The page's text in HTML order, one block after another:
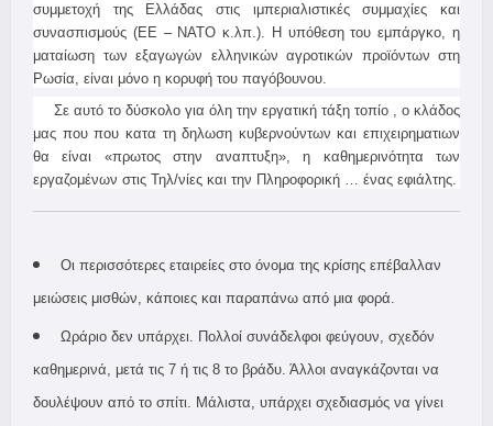
συμμετοχή της Ελλάδας στις ιμπεριαλιστικές συμμαχίες και
συνασπισμούς (ΕΕ – ΝΑΤΟ κ.λπ.). Η υπόθεση του εμπάργκο, η
ματαίωση των εξαγωγών ελληνικών αγροτικών προϊόντων στη
Ρωσία, είναι μόνο η κορυφή του παγόβουνου.
Σε αυτό το δύσκολο για όλη την εργατική τάξη τοπίο , o κλάδος
μας που που κατα τη δηλωση κυβερνούντων και επιχειρηματιων
θα είναι «πρωτος στην αναπτυξη», η καθημερινότητα των
εργαζομένων στις Τηλ/νίες και την Πληροφορική … ένας εφιάλτης.
Οι περισσότερες εταιρείες στο όνομα της κρίσης επέβαλλαν
μειώσεις μισθών, κάποιες και παραπάνω από μια φορά.
Ωράριο δεν υπάρχει. Πολλοί συνάδελφοι φεύγουν, σχεδόν
καθημερινά, μετά τις 7 ή τις 8 το βράδυ. Άλλοι αναγκάζονται να
δουλέψουν από το σπίτι. Μάλιστα, υπάρχει σχεδιασμός να γίνει